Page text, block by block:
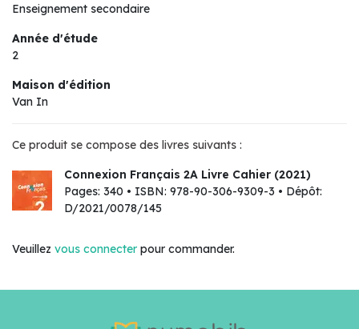
Enseignement secondaire
Année d'étude
2
Maison d'édition
Van In
Ce produit se compose des livres suivants :
Connexion Français 2A Livre Cahier (2021)
Pages: 340 • ISBN: 978-90-306-9309-3 • Dépôt:
D/2021/0078/145
Veuillez vous connecter pour commander.